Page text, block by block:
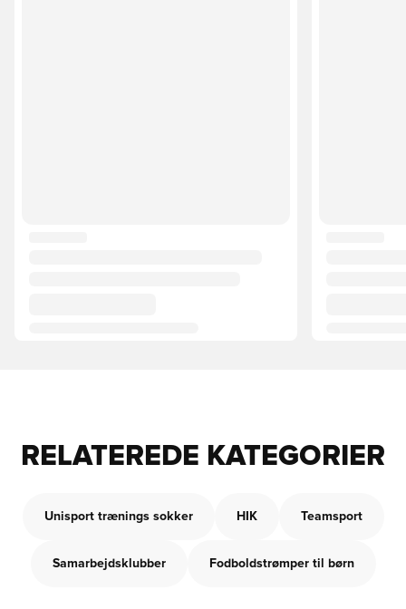
RELATEREDE KATEGORIER
Unisport trænings sokker HIK Teamsport
Samarbejdsklubber Fodboldstrømper til børn